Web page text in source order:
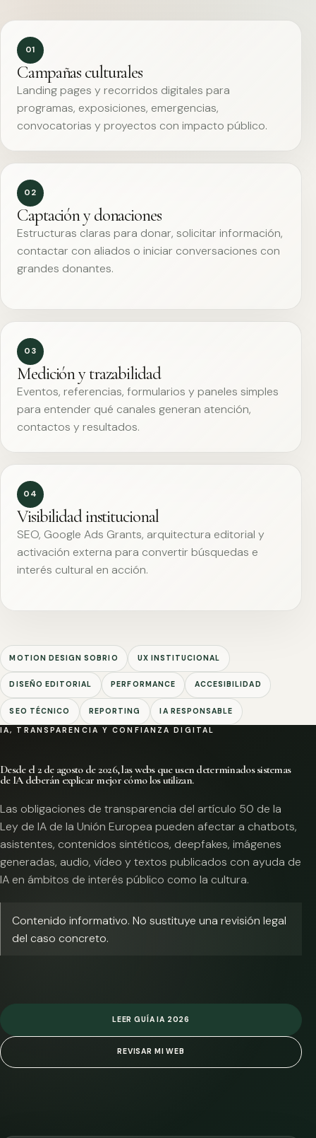
01
Campañas culturales
Landing pages y recorridos digitales para
programas, exposiciones, emergencias,
convocatorias y proyectos con impacto público.
02
Captación y donaciones
Estructuras claras para donar, solicitar información,
contactar con aliados o iniciar conversaciones con
grandes donantes.
03
Medición y trazabilidad
Eventos, referencias, formularios y paneles simples
para entender qué canales generan atención,
contactos y resultados.
04
Visibilidad institucional
SEO, Google Ads Grants, arquitectura editorial y
activación externa para convertir búsquedas e
interés cultural en acción.
MOTION DESIGN SOBRIO UX INSTITUCIONAL
DISEÑO EDITORIAL PERFORMANCE ACCESIBILIDAD
SEO TÉCNICO REPORTING IA RESPONSABLE
IA, TRANSPARENCIA Y CONFIANZA DIGITAL
Desde el 2 de agosto de 2026, las webs que usen determinados sistemas
de IA deberán explicar mejor cómo los utilizan.
Las obligaciones de transparencia del artículo 50 de la
Ley de IA de la Unión Europea pueden afectar a chatbots,
asistentes, contenidos sintéticos, deepfakes, imágenes
generadas, audio, vídeo y textos publicados con ayuda de
IA en ámbitos de interés público como la cultura.
Contenido informativo. No sustituye una revisión legal
del caso concreto.
LEER GUÍA IA 2026
REVISAR MI WEB